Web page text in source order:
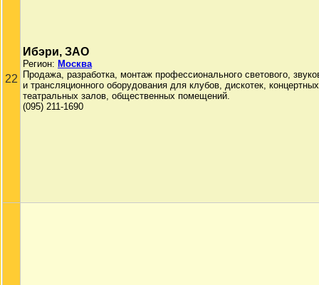
22
Ибэри, ЗАО
Регион: Москва
Продажа, разработка, монтаж профессионального светового,
и трансляционного оборудования для клубов, дискотек,
театральных залов, общественных помещений.
(095) 211-1690